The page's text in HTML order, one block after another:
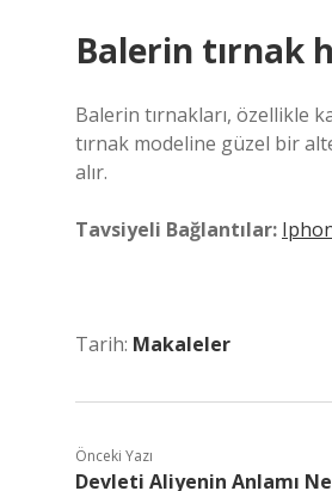
Balerin tırnak
Balerin tırnakları, özellikle
tırnak modeline güzel bir
alır.
Tavsiyeli Bağlantılar:
Tarih: Makaleler
Önceki Yazı
Devleti Aliyenin Anlamı